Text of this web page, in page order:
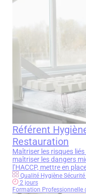
Référent
Restauration
Maîtriser les risques
maîtriser les dangers
l’HACCP, mettre en
Qualité Hygiène
2 jours
Formation Professionnelle